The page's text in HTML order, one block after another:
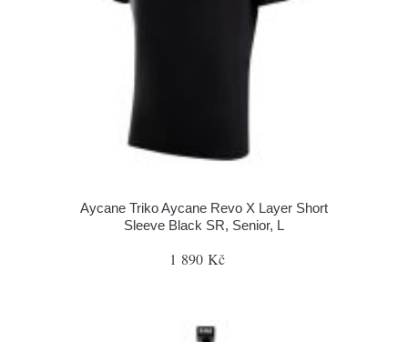
Aycane Triko Aycane Revo X Layer Short
Sleeve Black SR, Senior, L
1 890 Kč